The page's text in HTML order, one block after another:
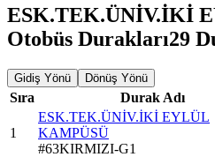
ESK.TEK.ÜNİV.İKİ
Otobüs Durakları29
Gidiş Yönü Dönüş Yönü
Sıra Durak Adı
1
ESK.TEK.ÜNİV.İKİ EYLÜL
KAMPÜSÜ
#63KIRMIZI-G1